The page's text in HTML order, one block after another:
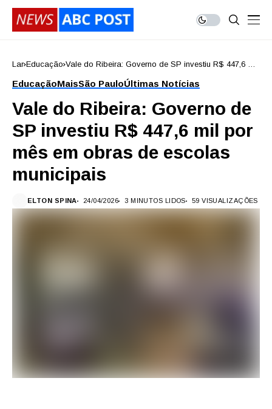
Lar Educação Vale do Ribeira: Governo de SP investiu R$ 447,6 mil
EducaçãoMaisSão PauloÚltimas Notícias
Vale do Ribeira: Governo de
SP investiu R$ 447,6 mil por
mês em obras de escolas
municipais
ELTON SPINA 24/04/2026 3 MINUTOS LIDOS 59 VISUALIZAÇÕES